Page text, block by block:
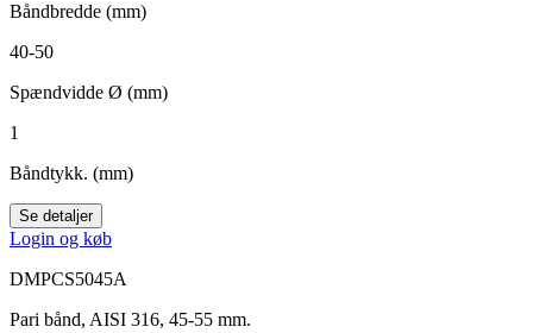
Båndbredde (mm)
40-50
Spændvidde Ø (mm)
1
Båndtykk. (mm)
Se detaljer
Login og køb
DMPCS5045A
Pari bånd, AISI 316, 45-55 mm.